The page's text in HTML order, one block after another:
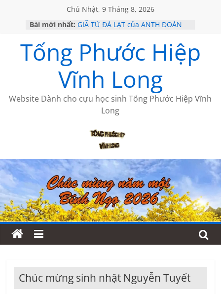
Chủ Nhật, 9 Tháng 8, 2026
Bài mới nhất: GIÃ TỪ ĐÀ LẠT của ANTH ĐOÀN
KHÔNG ĐỀ 20 CỦA THÁI LÃO
KHÔNG ĐỀ 19 CỦA THÁI LÃO
CHÙM THƠ CỦA BÍCH HÀ
Tống Phước Hiệp
Vĩnh Long
Website Dành cho cựu học sinh Tống Phước Hiệp Vĩnh
Long
Chúc mừng sinh nhật Nguyễn Tuyết